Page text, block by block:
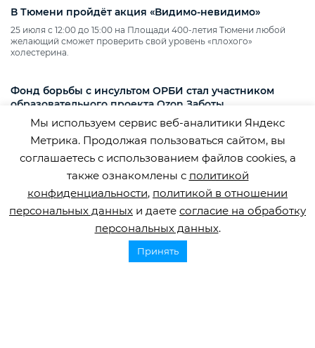
В Тюмени пройдёт акция «Видимо‑невидимо»
25 июля с 12:00 до 15:00 на Площади 400‑летия Тюмени любой
желающий сможет проверить свой уровень «плохого»
холестерина.
Фонд борьбы с инсультом ОРБИ стал участником
образовательного проекта Ozon Заботы
Медицинский логопед и эксперт фонда ОРБИ Юлия Рудометова
нарушениями речи.
Мы используем сервис веб-аналитики Яндекс
Метрика. Продолжая пользоваться сайтом, вы
соглашаетесь с использованием файлов cookies, а
также ознакомлены с политикой
конфиденциальности, политикой в отношении
персональных данных и даете согласие на обработку
персональных данных.
Принять